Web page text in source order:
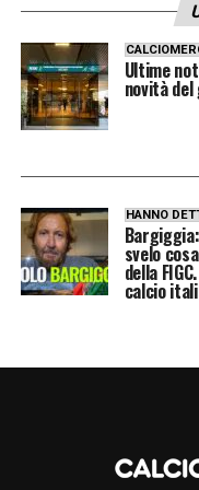
Competizione:
2020/2021
Quando:
Fischio d’inizio:
(numero 201
482 del digitale
(numero 252 del
Dove vederla in
Leggi anche:
Ultime
novità
HANNO
svelo
della
calcio